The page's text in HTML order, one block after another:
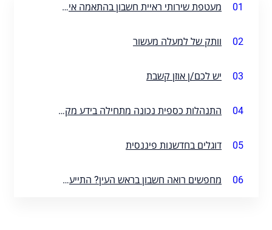
01 מעטפת שירותי ראיית חשבון בהתאמה אישית
02 וותק של למעלה מעשור
03 יש לכם/ן אוזן קשבת
04 התנהלות כספית נכונה מתחילה בידע מקדים
05 דוגלים בחדשנות פיננסית
06 מחפשים רואה חשבון בראש העין? התייעצו איתנו